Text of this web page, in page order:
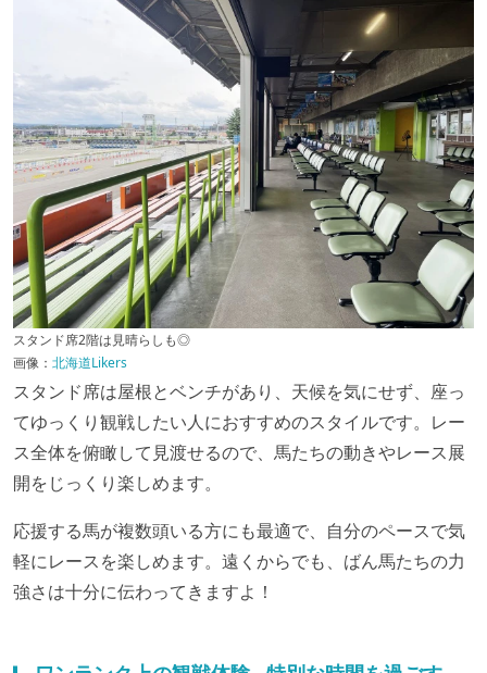
スタンド席2階は見晴らしも◎
画像： 北海道Likers
スタンド席は屋根とベンチがあり、天候を気にせず、座っ
てゆっくり観戦したい人におすすめのスタイルです。レー
ス全体を俯瞰して見渡せるので、馬たちの動きやレース展
開をじっくり楽しめます。
応援する馬が複数頭いる方にも最適で、自分のペースで気
軽にレースを楽しめます。遠くからでも、ばん馬たちの力
強さは十分に伝わってきますよ！